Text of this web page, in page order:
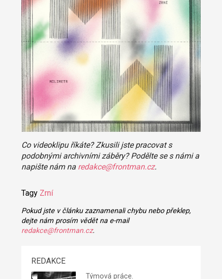
Co videoklipu říkáte? Zkusili jste pracovat s
podobnými archivními záběry? Podělte se s námi a
napište nám na redakce@frontman.cz.
Tagy Zrní
Pokud jste v článku zaznamenali chybu nebo překlep,
dejte nám prosím vědět na e-mail
redakce@frontman.cz.
REDAKCE
Týmová práce.